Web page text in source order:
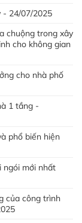
- 24/07/2025
chuộng trong xây
cho không gian
cho nhà phố
1 tầng -
phổ biến hiện
ngói mới nhất
của công trình